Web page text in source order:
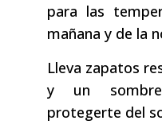
para las
mañana y de la
Lleva zapatos
y un
protegerte del